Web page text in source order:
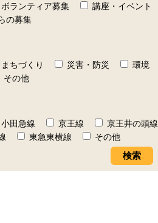
ボランティア募集 講座・イベント
の募集
まちづくり 災害・防災 環境
その他
小田急線 京王線 京王井の頭線
東急東横線 その他